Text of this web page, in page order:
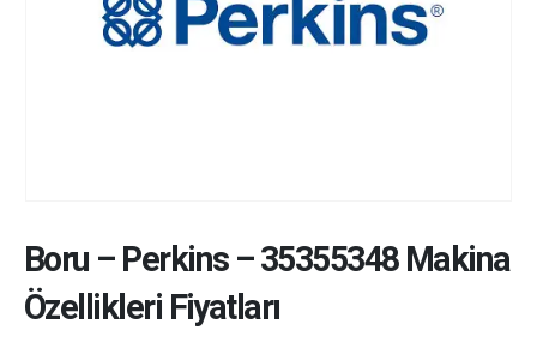
Boru – Perkins–35355348Makina
Özellikleri Fiyatları